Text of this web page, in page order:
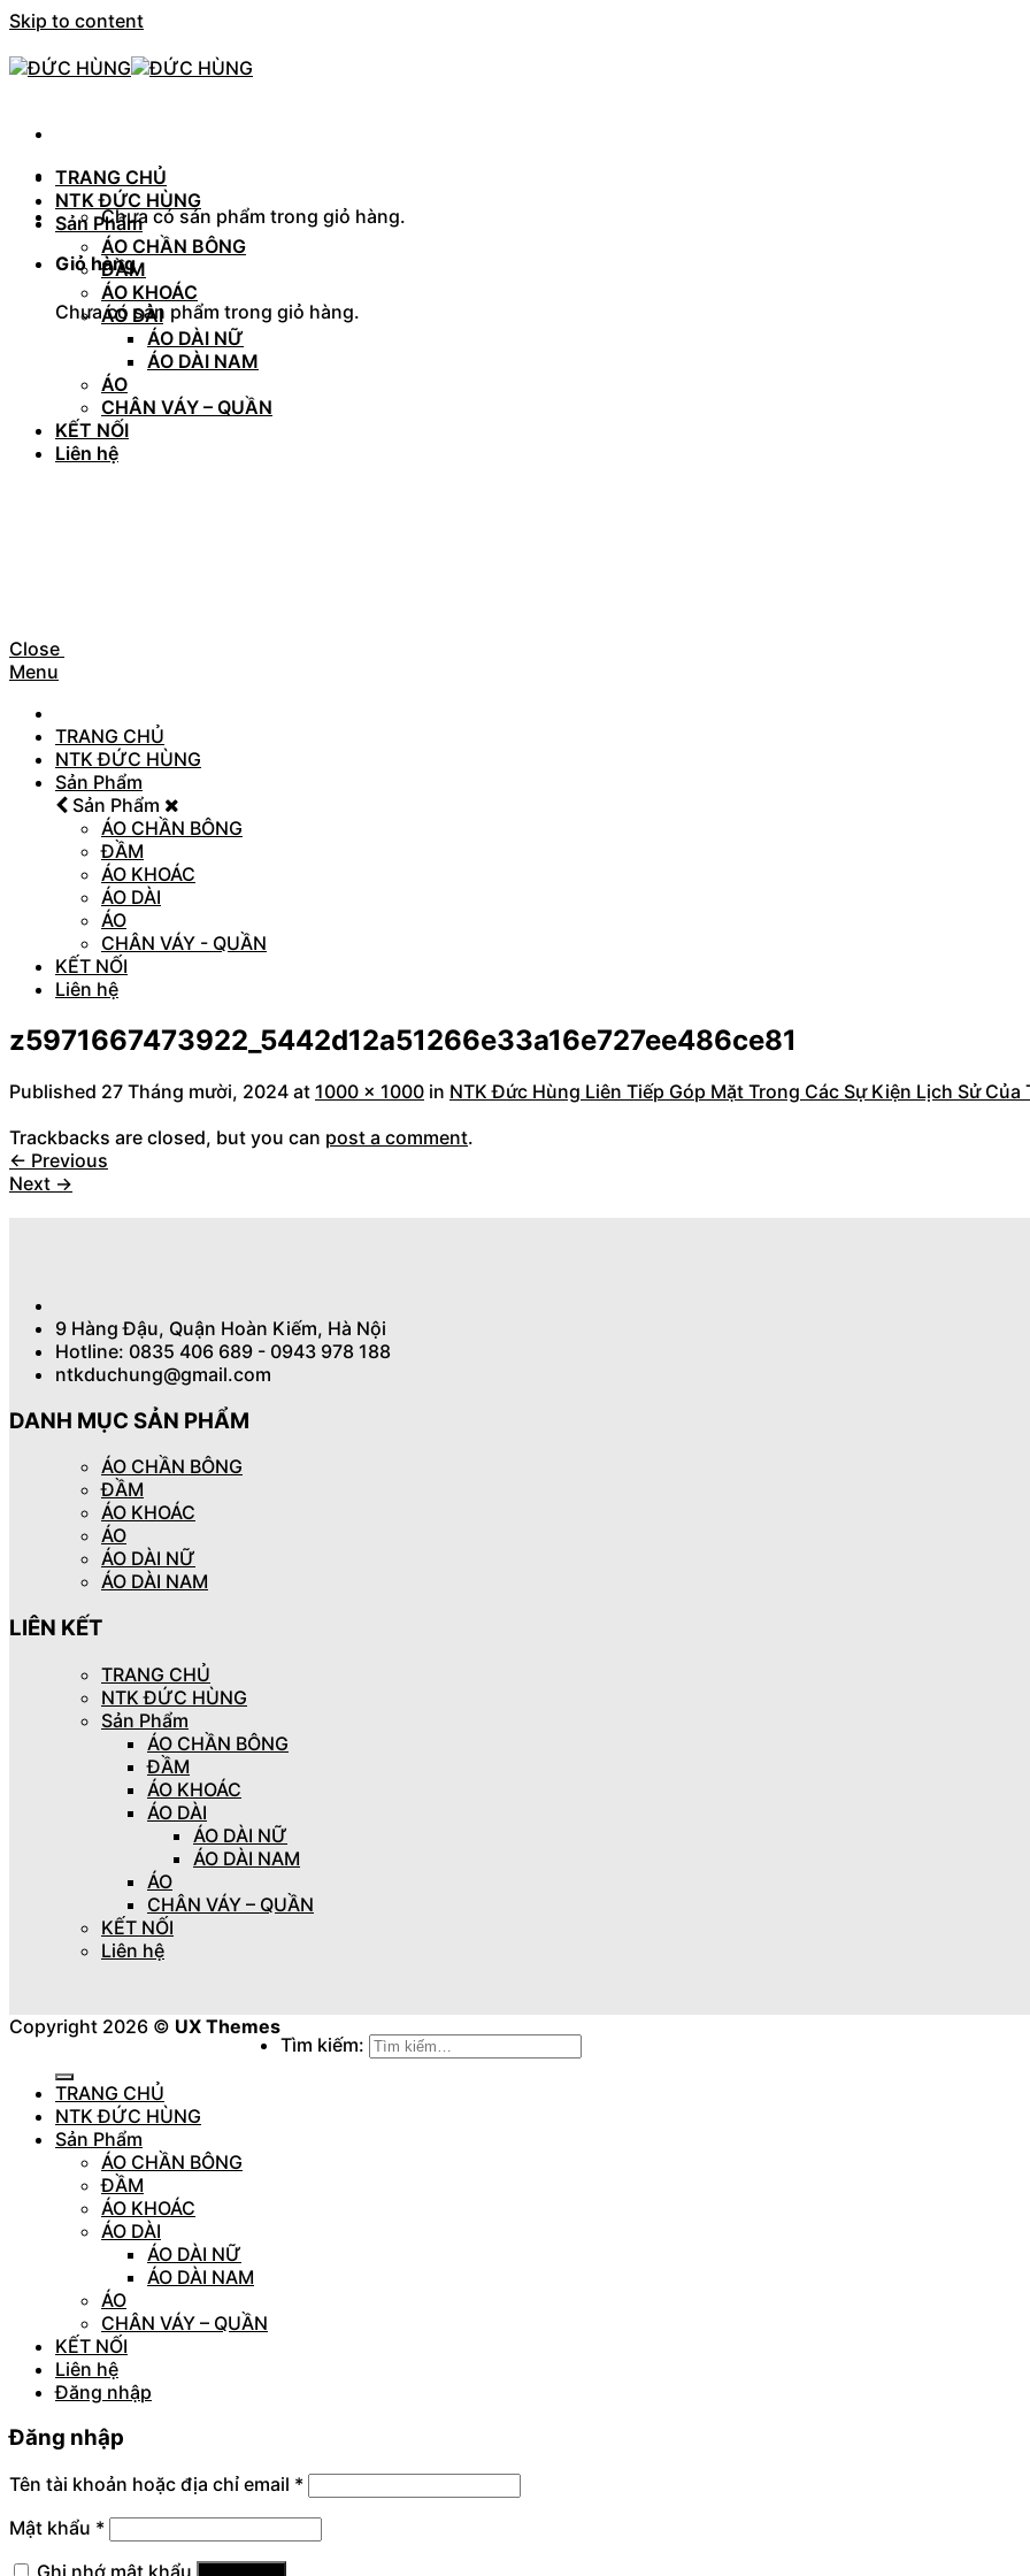
Skip to content
Chưa có sản phẩm trong giỏ hàng.
Giỏ hàng
Chưa có sản phẩm trong giỏ hàng.
TRANG CHỦ
NTK ĐỨC HÙNG
Sản Phẩm
ÁO CHẦN BÔNG
ĐẦM
ÁO KHOÁC
ÁO DÀI
ÁO DÀI NỮ
ÁO DÀI NAM
ÁO
CHÂN VÁY – QUẦN
KẾT NỐI
Liên hệ
Close
Menu
TRANG CHỦ
NTK ĐỨC HÙNG
Sản Phẩm
Sản Phẩm
ÁO CHẦN BÔNG
ĐẦM
ÁO KHOÁC
ÁO DÀI
ÁO
CHÂN VÁY - QUẦN
KẾT NỐI
Liên hệ
z5971667473922_5442d12a51266e33a16e727ee486ce81
Published 27 Tháng mười, 2024 at 1000 × 1000 in NTK Đức Hùng Liên Tiếp Góp Mặt Trong Các Sự Kiện Lịch Sử Của
Trackbacks are closed, but you can post a comment.
← Previous
Next →
9 Hàng Đậu, Quận Hoàn Kiếm, Hà Nội
Hotline: 0835 406 689 - 0943 978 188
ntkduchung@gmail.com
DANH MỤC SẢN PHẨM
ÁO CHẦN BÔNG
ĐẦM
ÁO KHOÁC
ÁO
ÁO DÀI NỮ
ÁO DÀI NAM
LIÊN KẾT
TRANG CHỦ
NTK ĐỨC HÙNG
Sản Phẩm
ÁO CHẦN BÔNG
ĐẦM
ÁO KHOÁC
ÁO DÀI
ÁO DÀI NỮ
ÁO DÀI NAM
ÁO
CHÂN VÁY – QUẦN
KẾT NỐI
Liên hệ
Copyright 2026 © UX Themes
Tìm kiếm:
TRANG CHỦ
NTK ĐỨC HÙNG
Sản Phẩm
ÁO CHẦN BÔNG
ĐẦM
ÁO KHOÁC
ÁO DÀI
ÁO DÀI NỮ
ÁO DÀI NAM
ÁO
CHÂN VÁY – QUẦN
KẾT NỐI
Liên hệ
Đăng nhập
Đăng nhập
Tên tài khoản hoặc địa chỉ email *
Mật khẩu *